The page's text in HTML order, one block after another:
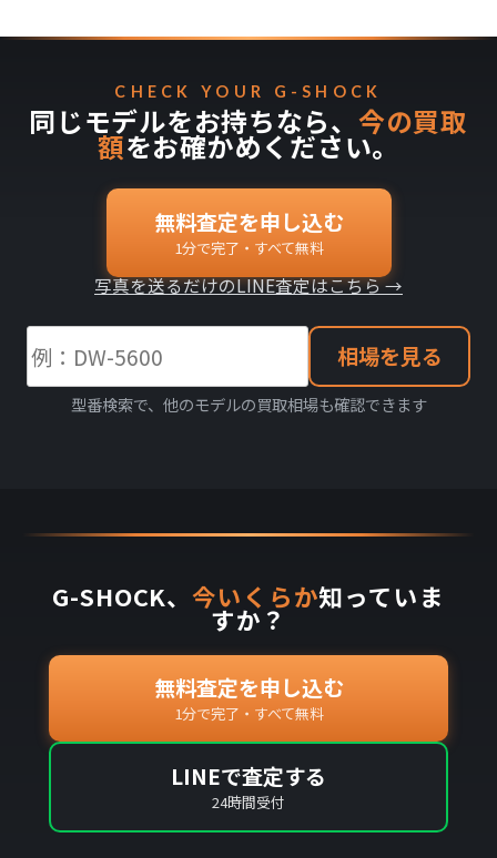
CHECK YOUR G-SHOCK
同じモデルをお持ちなら、 今の買取
額をお確かめください。
無料査定を申し込む
1分で完了・すべて無料
写真を送るだけのLINE査定はこちら →
相場を見る
型番検索で、他のモデルの買取相場も確認できます
G-SHOCK、今いくらか知っていま
すか？
無料査定を申し込む
1分で完了・すべて無料
LINEで査定する
24時間受付